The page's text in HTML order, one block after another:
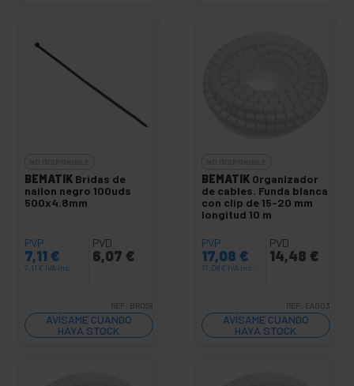
BEMATIK Bridas de
nailon negro 100uds
500x4.8mm
PVP
7,11 €
7,11 € IVA inc.
PVD
6,07 €
REF: BR028
AVÍSAME CUANDO
HAYA STOCK
BEMATIK Organizador
de cables. Funda blanca
con clip de 15-20 mm
longitud 10 m
PVP
17,08 €
17,08 € IVA inc.
PVD
14,48 €
REF: EA003
AVÍSAME CUANDO
HAYA STOCK